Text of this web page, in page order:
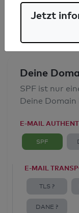
E-Mail-
Deine
SPF ist nur
Deine
E-MAIL
SPF
E-MAIL
TLS ?
DANE ?
Jetzt